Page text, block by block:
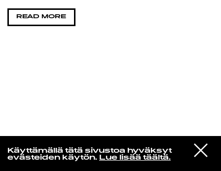
Käyttämällä tätä sivustoa hyväksyt
evästeiden käytön. Lue lisää täältä.
VIESTI
STUDIOON
Fka Twigs
Perfectly
READ MORE